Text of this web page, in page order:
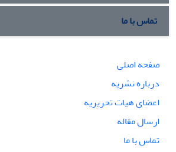
تماس با ما
صفحه اصلی
درباره نشریه
اعضای هیات تحریریه
ارسال مقاله
تماس با ما